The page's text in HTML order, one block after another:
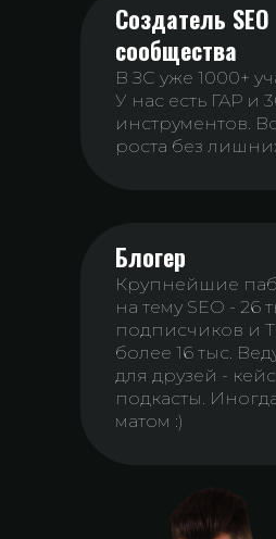
Создатель SEO
сообщества
В ЗС уже 1000+
У нас есть ГАР и
инструментов.
роста без
Блогер
Крупнейшие
на тему SEO - 26
подписчиков и
более 16 тыс.
для друзей -
подкасты.
матом :)